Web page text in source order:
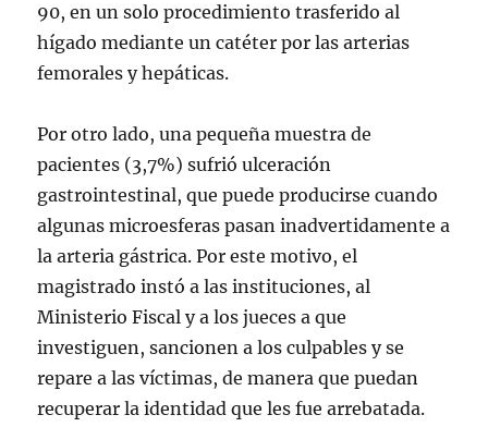
90, en un solo procedimiento trasferido al
hígado mediante un catéter por las arterias
femorales y hepáticas.
Por otro lado, una pequeña muestra de
pacientes (3,7%) sufrió ulceración
gastrointestinal, que puede producirse cuando
algunas microesferas pasan inadvertidamente a
la arteria gástrica. Por este motivo, el
magistrado instó a las instituciones, al
Ministerio Fiscal y a los jueces a que
investiguen, sancionen a los culpables y se
repare a las víctimas, de manera que puedan
recuperar la identidad que les fue arrebatada.